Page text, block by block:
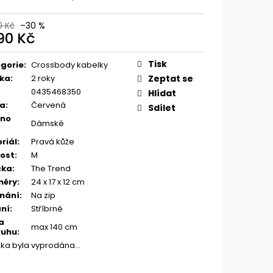
Kč –30 %
Kč
: Crossbody kabelky
:
2 roky
0435468350
:
Červená
Dámské
:
Pravá kůže
:
M
:
The Trend
:
24 x 17 x 12 cm
:
Na zip
:
Stříbrné
:
max 140 cm
byla vyprodána…
Tisk
Zeptat se
Hlídat
Sdílet